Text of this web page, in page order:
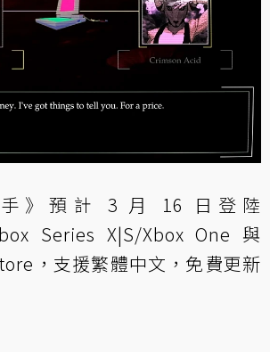
》預計 3 月 16 日登陸
Series X|S/Xbox One 與
，支援繁體中文，免費更新